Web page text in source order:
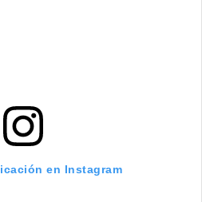
en Instagram